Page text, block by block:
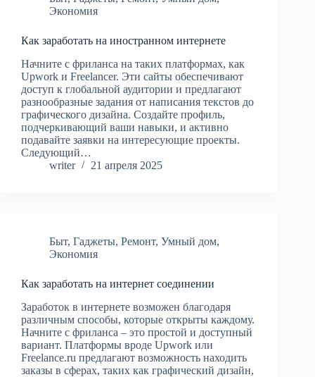
Экономия
Как заработать на иностранном интернете
Начните с фриланса на таких платформах, как
Upwork и Freelancer. Эти сайты обеспечивают
доступ к глобальной аудитории и предлагают
разнообразные задания от написания текстов до
графического дизайна. Создайте профиль,
подчеркивающий ваши навыки, и активно
подавайте заявки на интересующие проекты.
Следующий…
writer
21 апреля 2025
Быт, Гаджеты, Ремонт, Умный дом,
Экономия
Как заработать на интернет соединении
Заработок в интернете возможен благодаря
различным способы, которые открыты каждому.
Начните с фриланса – это простой и доступный
вариант. Платформы вроде Upwork или
Freelance.ru предлагают возможность находить
заказы в сферах, таких как графический дизайн,